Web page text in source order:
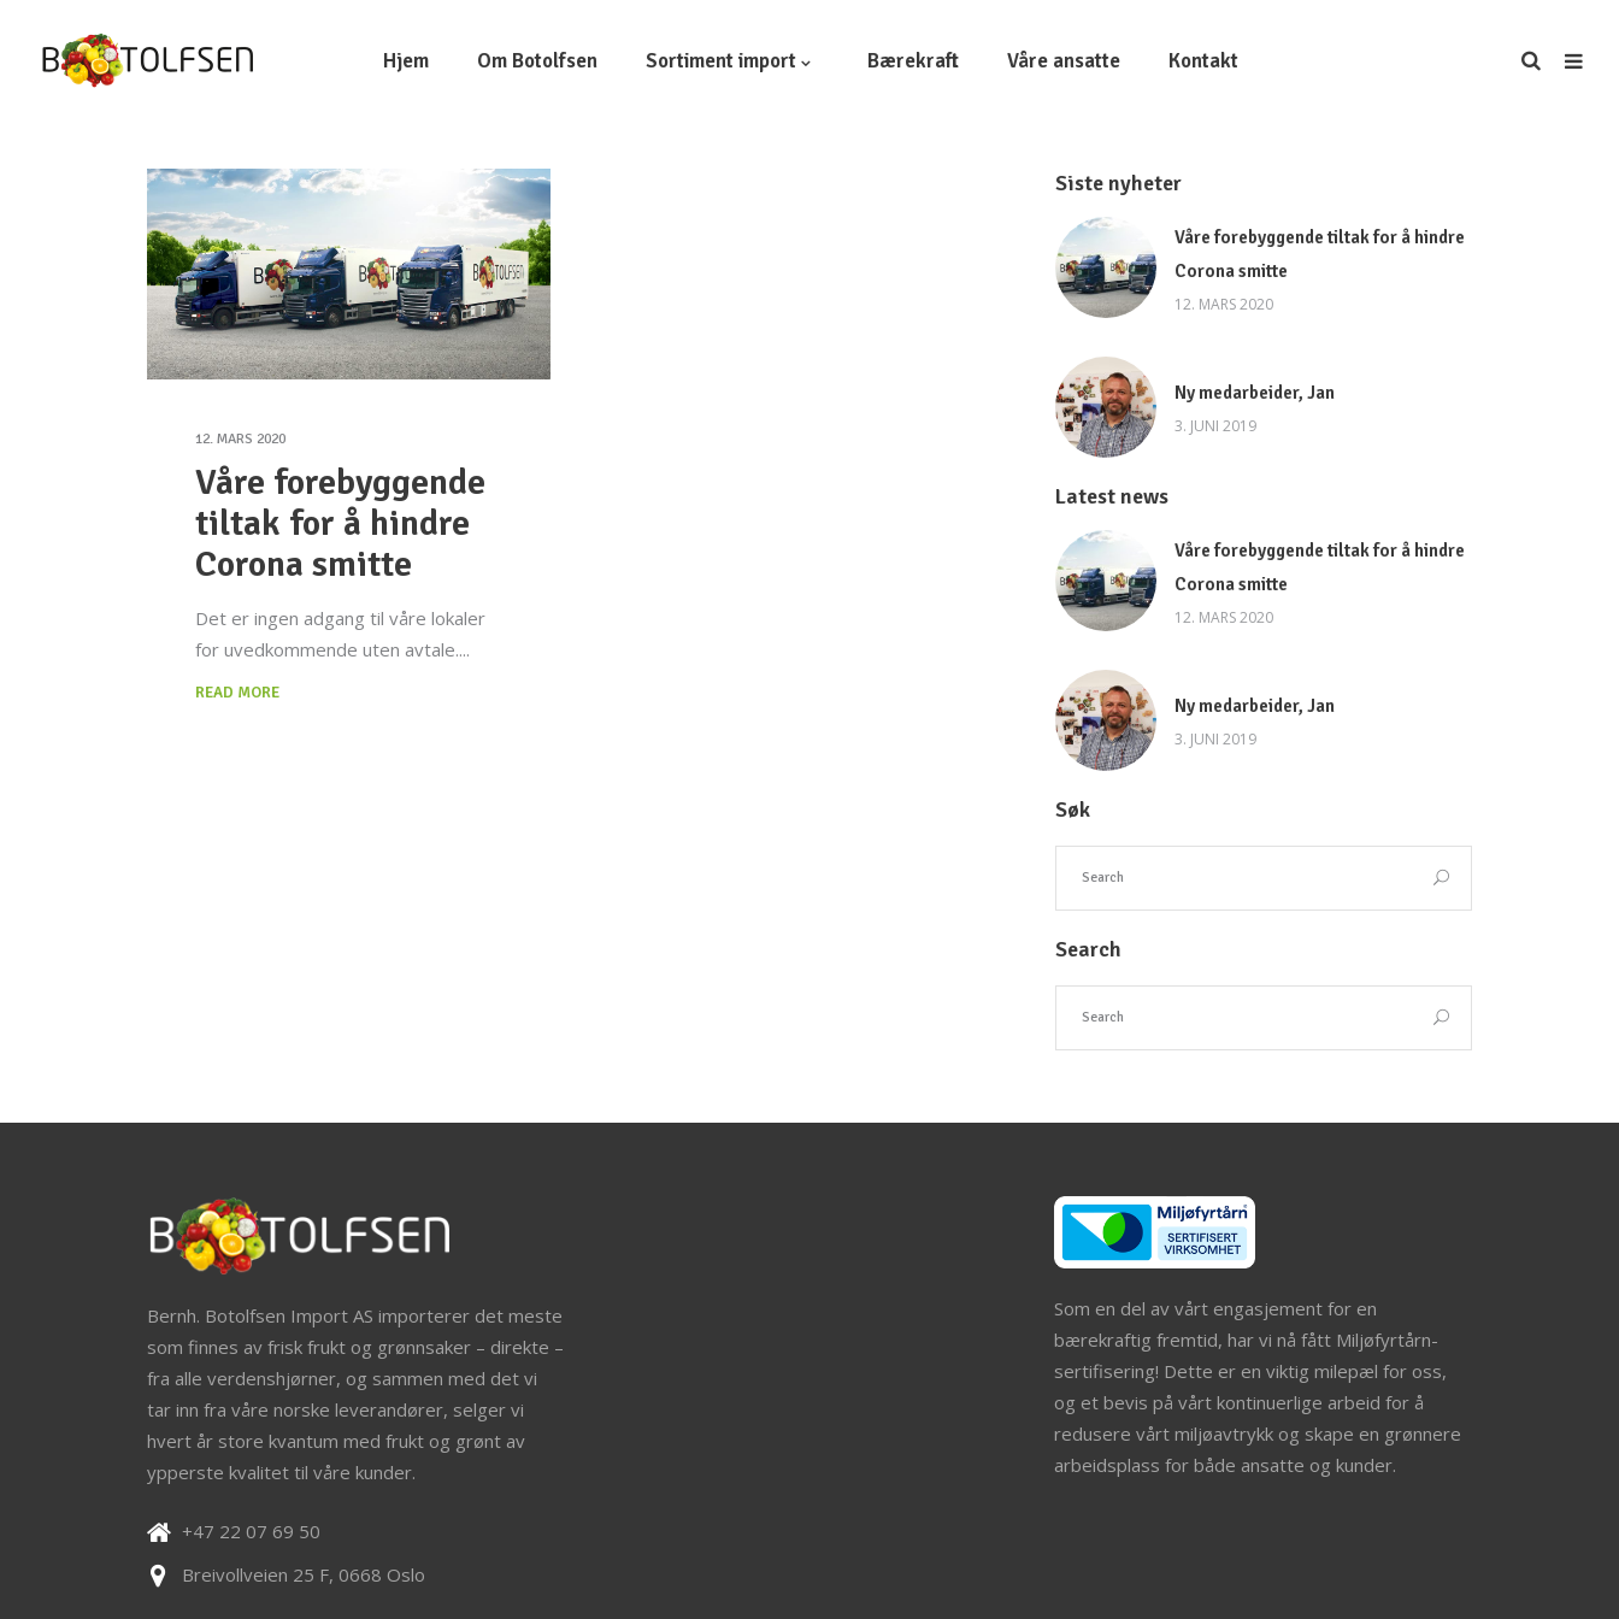
Hjem Om Botolfsen Sortiment import Bærekraft Våre ansatte Kontakt
12. MARS 2020
Våre forebyggende
tiltak for å hindre
Corona smitte
Det er ingen adgang til våre lokaler
for uvedkommende uten avtale.
READ MORE
Siste nyheter
Våre forebyggende tiltak for å hindre
Corona smitte
12. MARS 2020
Ny medarbeider, Jan
3. JUNI 2019
Latest news
Våre forebyggende tiltak for å hindre
Corona smitte
12. MARS 2020
Ny medarbeider, Jan
3. JUNI 2019
Søk
Search
Bernh. Botolfsen Import AS importerer det meste
som finnes av frisk frukt og grønnsaker – direkte –
fra alle verdenshjørner, og sammen med det vi
tar inn fra våre norske leverandører, selger vi
hvert år store kvantum med frukt og grønt av
ypperste kvalitet til våre kunder.
+47 22 07 69 50
Breivollveien 25 F, 0668 Oslo
Som en del av vårt engasjement for en
bærekraftig fremtid, har vi nå fått Miljøfyrtårn-
sertifisering! Dette er en viktig milepæl for oss,
og et bevis på vårt kontinuerlige arbeid for å
redusere vårt miljøavtrykk og skape en grønnere
arbeidsplass for både ansatte og kunder.